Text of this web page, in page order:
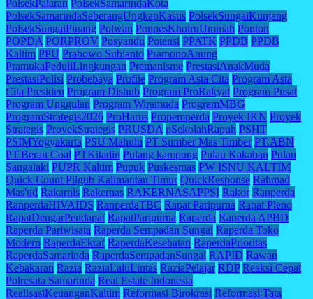
PolsekPalaran PolsekSamarindaKota
PolsekSamarindaSeberangUngkapKasus PolsekSungaiKunjang
PolsekSungaiPinang Polwan PonpesKhoiruUmmah Ponton
POPDA PORPROV Posyandu Potensi PPATK PPDB PPDB
Kaltim PPU Prabowo Subianto PramonoAnung
PramukaPeduliLingkungan Premanisme PrestasiAnakMuda
PrestasiPolisi Probebaya Profile Program Asta Cita Program Asta
Cita Presiden Program Dishub Program ProRakyat Program Pusat
Program Unggulan Program Wiramuda ProgramMBG
ProgramStrategis2026 ProHarus Propemperda Proyek IKN Proyek
Strategis ProyekStrategis PRUSDA pSekolahRapuh PSHT
PSIMYogyakarta PSU Mahulu PT Sumber Mas Timber PT.ABN
PT.Berau Coal PTKitadin Pulang kampung Pulau Kakaban Pulau
Sangalaki PUPR Kaltim Pupuk Puskesmas PW ISNU KALTIM
Quick Count Pilgub Kalimantan Timur QuickResponse Rahmad
Mas'ud Rakarnis Rakernas RAKERNASAPPSI Rakor Ranperda
RanperdaHIVAIDS RanperdaTBC Rapat Paripurna Rapat Pleno
RapatDengarPendapat RapatParipurna Raperda Raperda APBD
Raperda Pariwisata Raperda Sempadan Sungai Raperda Toko
Modern RaperdaEkraf RaperdaKesehatan RaperdaPrioritas
RaperdaSamarinda RaperdaSempadanSungai RAPID Rawan
Kebakaran Razia RaziaLaluLintas RaziaPelajar RDP Reaksi Cepat
Polresata Samarinda Real Estate Indonesia
RealisasiKeuanganKaltim Reformasi Birokrasi Reformasi Tata